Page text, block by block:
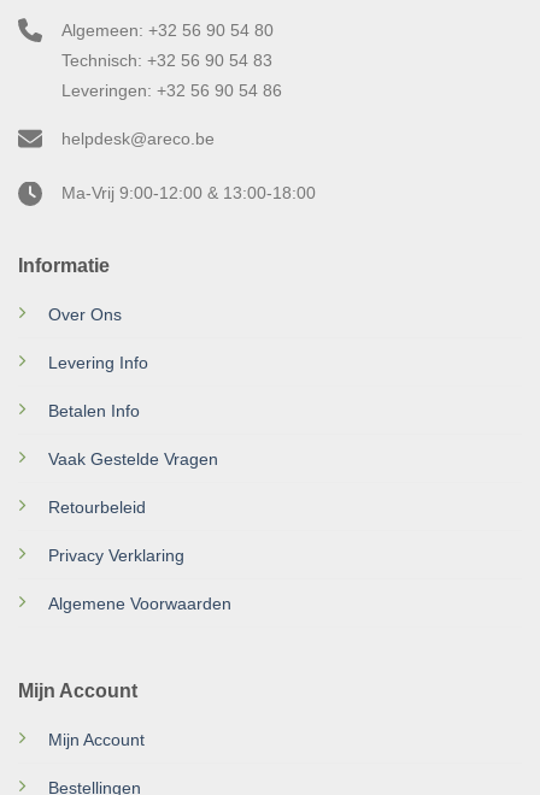
Informatie
Over Ons
Levering Info
Betalen Info
Vaak Gestelde Vragen
Retourbeleid
Privacy Verklaring
Algemene Voorwaarden
Mijn Account
Mijn Account
Bestellingen
Algemeen: +32 56 90 54 80
Technisch: +32 56 90 54 83
Leveringen: +32 56 90 54 86
helpdesk@areco.be
Ma-Vrij 9:00-12:00 & 13:00-18:00